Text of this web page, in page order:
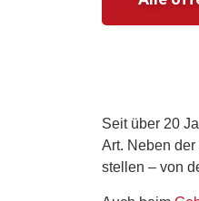
Seit über 20
Art. Neben
stellen – von